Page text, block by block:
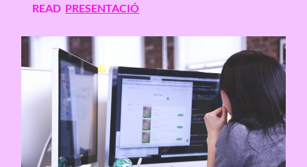
READ PRESENTACIÓ